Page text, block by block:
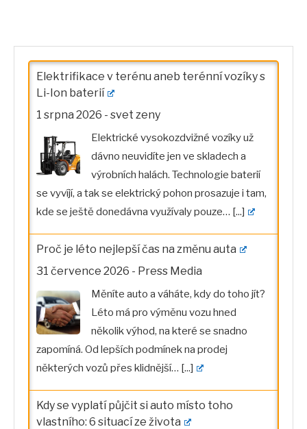
Elektrifikace v terénu aneb terénní vozíky s
Li-Ion baterií
1 srpna 2026 - svet zeny
Elektrické vysokozdvižné vozíky už
dávno neuvidíte jen ve skladech a
výrobních halách. Technologie baterií
se vyvíjí, a tak se elektrický pohon prosazuje i tam,
kde se ještě donedávna využívaly pouze… [...]
Proč je léto nejlepší čas na změnu auta
31 července 2026 - Press Media
Měníte auto a váháte, kdy do toho jít?
Léto má pro výměnu vozu hned
několik výhod, na které se snadno
zapomíná. Od lepších podmínek na prodej
některých vozů přes klidnější… [...]
Kdy se vyplatí půjčit si auto místo toho
vlastního: 6 situací ze života